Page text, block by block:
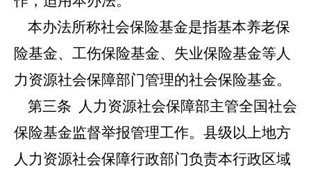
本办法所称社会保险基金是指基本养老保
险基金、工伤保险基金、失业保险基金等人
力资源社会保障部门管理的社会保险基金。
第三条 人力资源社会保障部主管全国社会
保险基金监督举报管理工作。县级以上地方
人力资源社会保障行政部门负责本行政区域